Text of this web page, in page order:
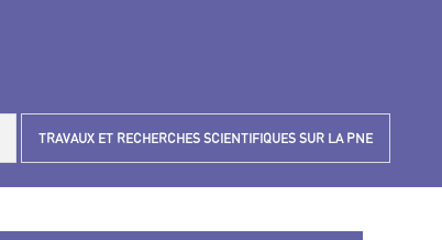
TRAVAUX ET RECHERCHES SCIENTIFIQUES SUR LA PNE